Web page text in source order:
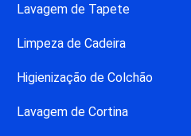
Lavagem de Tapete
Limpeza de Cadeira
Higienização de Colchão
Lavagem de Cortina